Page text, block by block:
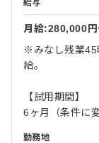
給与
月給:280,000
※みなし残業45
給。
【試用期間】
6ヶ月（条件に
勤務地